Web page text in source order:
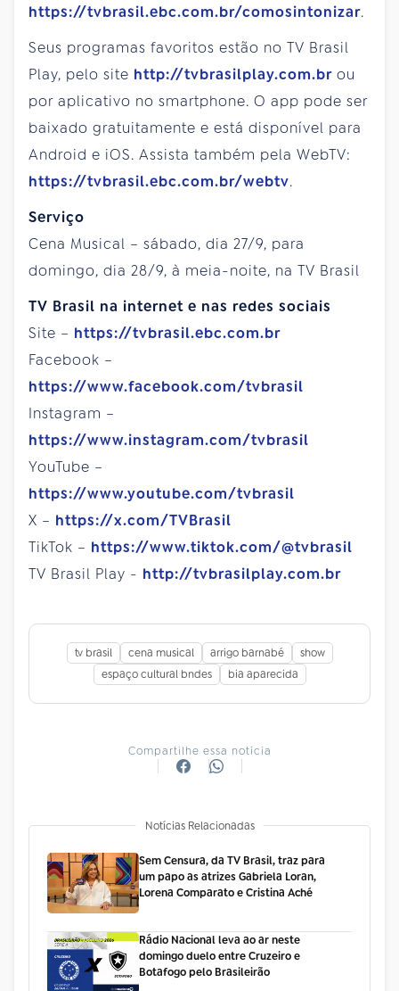
https://tvbrasil.ebc.com.br/comosintonizar.
Seus programas favoritos estão no TV Brasil
Play, pelo site http://tvbrasilplay.com.br ou
por aplicativo no smartphone. O app pode ser
baixado gratuitamente e está disponível para
Android e iOS. Assista também pela WebTV:
https://tvbrasil.ebc.com.br/webtv.
Serviço
Cena Musical – sábado, dia 27/9, para
domingo, dia 28/9, à meia-noite, na TV Brasil
TV Brasil na internet e nas redes sociais
Site – https://tvbrasil.ebc.com.br
Facebook –
https://www.facebook.com/tvbrasil
Instagram –
https://www.instagram.com/tvbrasil
YouTube –
https://www.youtube.com/tvbrasil
X – https://x.com/TVBrasil
TikTok – https://www.tiktok.com/@tvbrasil
TV Brasil Play - http://tvbrasilplay.com.br
tv brasil cena musical arrigo barnabé
show
espaço cultural bndes
bia aparecida
Compartilhe essa notícia
Notícias Relacionadas
Sem Censura, da TV Brasil, traz para
um papo as atrizes Gabriela Loran,
Lorena Comparato e Cristina Aché
Rádio Nacional leva ao ar neste
domingo duelo entre Cruzeiro e
Botafogo pelo Brasileirão